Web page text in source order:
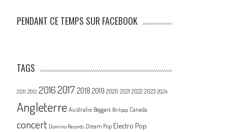
PENDANT CE TEMPS SUR FACEBOOK
TAGS
2011 2012 20162017 2018 2019 2020 2021 2022 2023 2024
Angleterre Australie Beggars Britpop Canada
concert Domino Records Dream Pop Electro Pop